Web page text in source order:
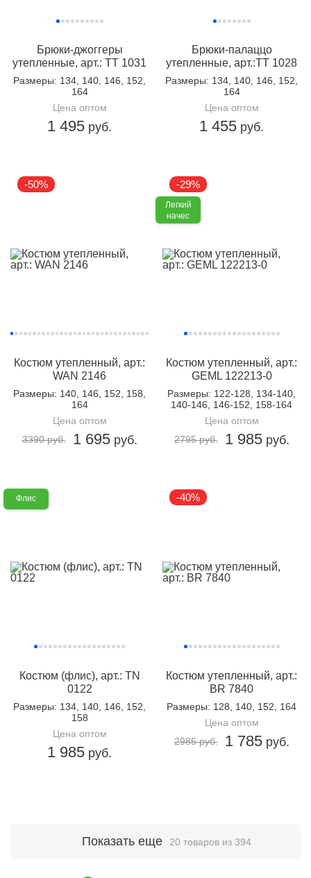
Брюки-джоггеры
утепленные, арт.: TT 1031
Размеры: 134, 140, 146, 152,
164
Цена оптом
1 495 руб.
Брюки-палаццо
утепленные, арт.:TT 1028
Размеры: 134, 140, 146, 152,
164
Цена оптом
1 455 руб.
-50%
Костюм утепленный, арт.:
WAN 2146
Размеры: 140, 146, 152, 158,
164
Цена оптом
3390 руб.
1 695руб.
-29%
Легкий
начес
Костюм утепленный, арт.:
GEML 122213-0
Размеры: 122-128, 134-140,
140-146, 146-152, 158-164
Цена оптом
2795 руб.
1 985руб.
Флис
Костюм (флис), арт.: TN
0122
Размеры: 134, 140, 146, 152,
158
Цена оптом
1 985 руб.
-40%
Костюм утепленный, арт.:
BR 7840
Размеры: 128, 140, 152, 164
Цена оптом
2985 руб.
1 785руб.
Показать еще 20 товаров из 394